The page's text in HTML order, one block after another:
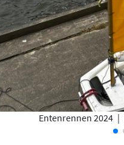
Entenrennen 2024 |